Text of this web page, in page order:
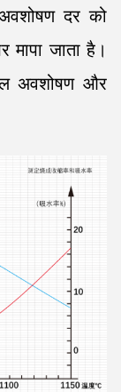
दर को
मापा जाता है।
अवशोषण और